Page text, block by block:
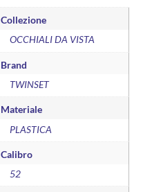
Collezione
OCCHIALI DA VISTA
Brand
TWINSET
Materiale
PLASTICA
Calibro
52